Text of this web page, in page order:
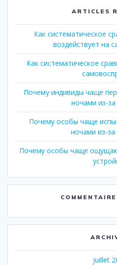
ARTICLES
Как систематическое
воздействует на
Как систематическое
Почему индивиды чаще
ночами из-
Почему особы чаще
ночами из-
Почему особы чаще
juillet